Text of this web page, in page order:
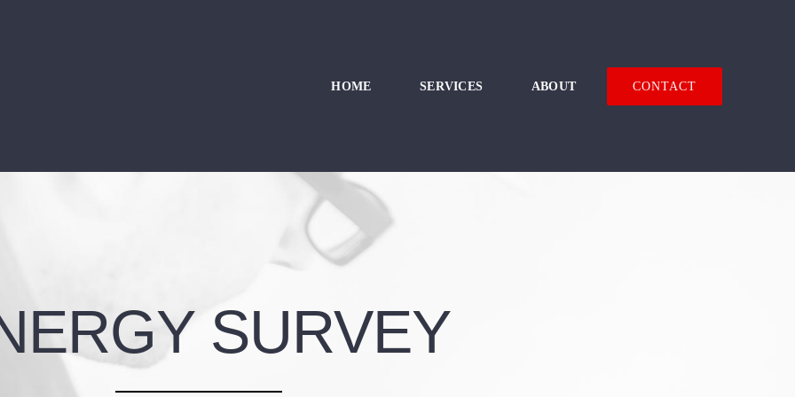
HOME SERVICES ABOUT CONTACT
SURVEY